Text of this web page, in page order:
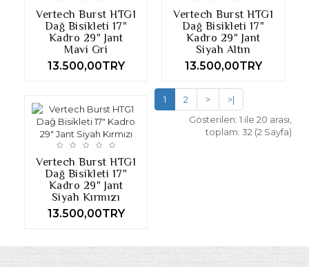
Vertech Burst HTG1
Dağ Bisikleti 17"
Kadro 29" Jant
Mavi Gri
13.500,00TRY
Vertech Burst HTG1
Dağ Bisikleti 17"
Kadro 29" Jant
Siyah Altın
13.500,00TRY
Vertech Burst HTG1
Dağ Bisikleti 17"
Kadro 29" Jant
Siyah Kırmızı
13.500,00TRY
1 2 >
>|
Gösterilen: 1 ile 20 arası,
toplam: 32 (2 Sayfa)